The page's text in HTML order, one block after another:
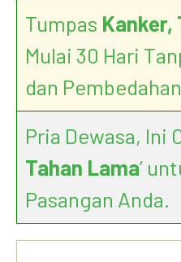
Tumpas Kanker,
Mulai 30 Hari
dan
Pria Dewasa, Ini
Tahan Lama’
Pasangan Anda.